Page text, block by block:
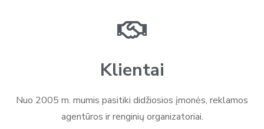
Klientai
Nuo 2005 m. mumis pasitiki didžiosios įmonės, reklamos
agentūros ir renginių organizatoriai.